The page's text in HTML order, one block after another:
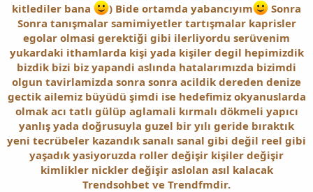
kitlediler bana
) Bide ortamda yabancıyım
Sonra
Sonra tanışmalar samimiyetler tartışmalar kaprisler
egolar olmasi gerektiği gibi ilerliyordu serüvenim
yukardaki ithamlarda kişi yada kişiler degil hepimizdik
bizdik bizi biz yapandi aslında hatalarımızda bizimdi
olgun tavirlamizda sonra sonra acildik dereden denize
gectik ailemiz büyüdü şimdi ise hedefimiz okyanuslarda
olmak acı tatlı gülüp aglamali kırmalı dökmeli yapıcı
yanlış yada doğrusuyla guzel bir yılı geride bıraktık
yeni tecrübeler kazandık sanalı sanal gibi değil reel gibi
yaşadık yasiyoruzda roller değişir kişiler değişir
kimlikler nickler değişir aslolan asıl kalacak
Trendsohbet ve Trendfmdir.